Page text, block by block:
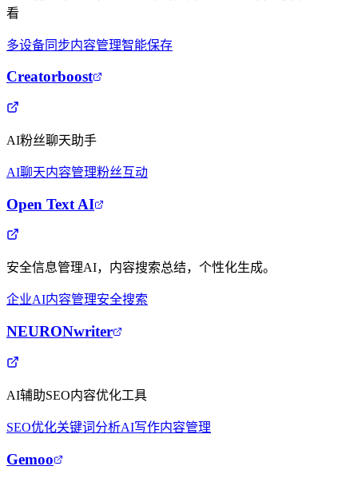
看
多设备同步内容管理智能保存
Creatorboost
AI粉丝聊天助手
AI聊天内容管理粉丝互动
Open Text AI
安全信息管理AI，内容搜索总结，个性化生成。
企业AI内容管理安全搜索
NEURONwriter
AI辅助SEO内容优化工具
SEO优化关键词分析AI写作内容管理
Gemoo